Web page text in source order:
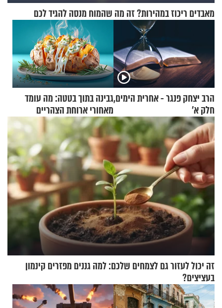
מאבדים ריכוז במהירות? זה מה שהמוח מנסה להגיד לכם
הרב יצחק פנגר - אחרית הימים,
חלק א’
גבינה בתוך בטטה: מה עומד
מאחורי ארוחת הצהריים
שכבשה את הרשת?
זה יכול לעזור גם לצמחים שלכם: למה גננים מפזרים קינמון
בעציצים?